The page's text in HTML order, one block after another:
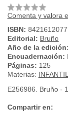
Comenta y valora
ISBN: 8421612077
Editorial: Bruño
Año de la edición:
Encuadernación:
Páginas: 125
Materias: INFANTIL
E256986. Bruño -
Compartir en: